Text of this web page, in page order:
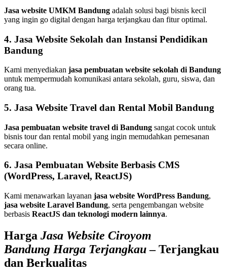
Jasa website UMKM Bandung adalah solusi bagi bisnis kecil
yang ingin go digital dengan harga terjangkau dan fitur optimal.
4. Jasa Website Sekolah dan Instansi Pendidikan
Bandung
Kami menyediakan jasa pembuatan website sekolah di Bandung
untuk mempermudah komunikasi antara sekolah, guru, siswa, dan
orang tua.
5. Jasa Website Travel dan Rental Mobil Bandung
Jasa pembuatan website travel di Bandung sangat cocok untuk
bisnis tour dan rental mobil yang ingin memudahkan pemesanan
secara online.
6. Jasa Pembuatan Website Berbasis CMS
(WordPress, Laravel, ReactJS)
Kami menawarkan layanan jasa website WordPress Bandung,
jasa website Laravel Bandung, serta pengembangan website
berbasis ReactJS dan teknologi modern lainnya.
Harga Jasa Website Ciroyom
Bandung Harga Terjangkau– Terjangkau
dan Berkualitas